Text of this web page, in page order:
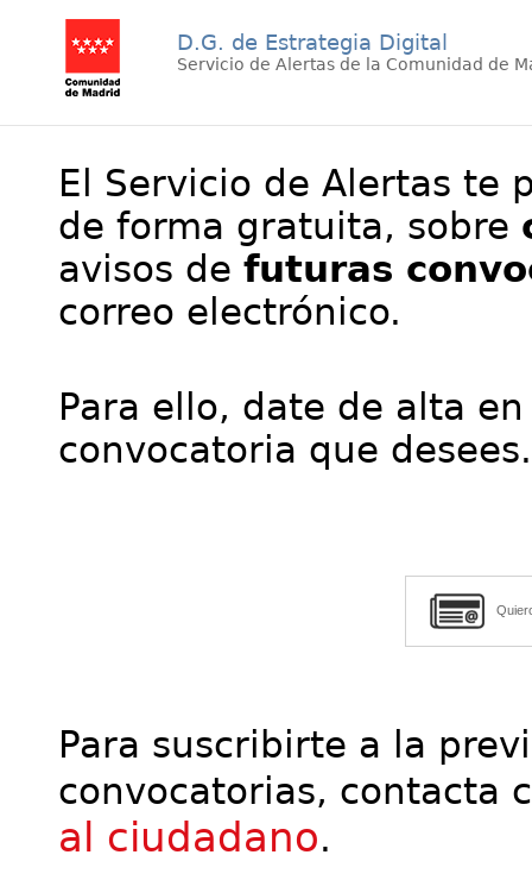
D.G. de Estrategia Digital
Servicio de Alertas de la Comunidad de
El Servicio de Alertas te
de forma gratuita, sobre
avisos de futuras
correo electrónico.
Para ello, date de alta
convocatoria que desees.
Para suscribirte a la
convocatorias, contacta
al ciudadano.